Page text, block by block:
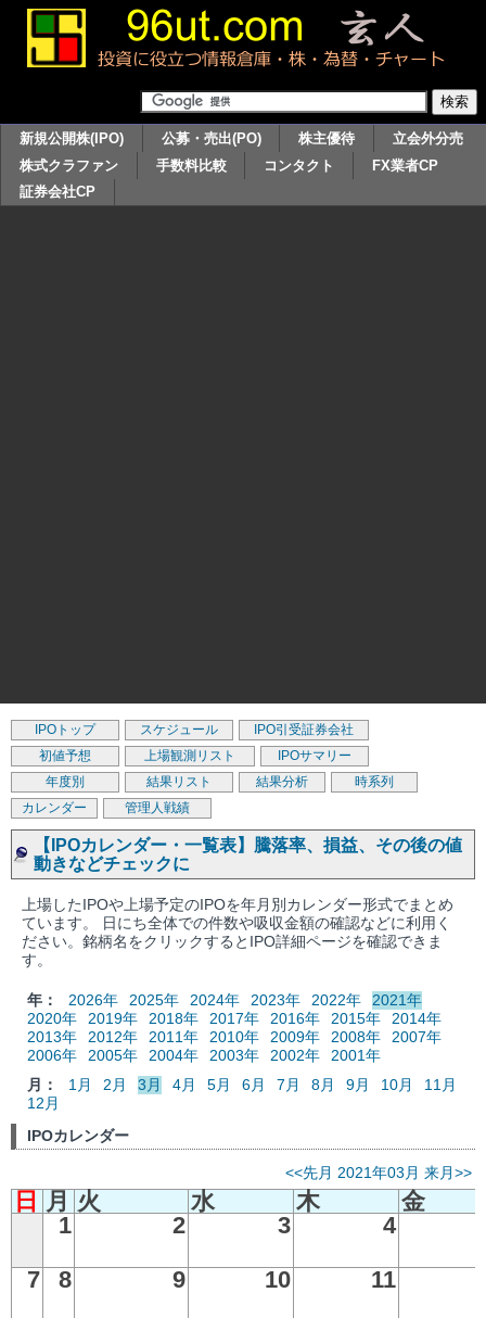
新規公開株(IPO) 公募・売出(PO) 株主優待
立会外分売
株式クラファン
手数料比較 コンタクト
FX業者CP
証券会社CP
IPOトップ スケジュール
IPO引受証券会社
初値予想
上場観測リスト
IPOサマリー
年度別
結果リスト 結果分析
時系列
カレンダー
管理人戦績
【IPOカレンダー・一覧表】騰落率、損益、その後の値
動きなどチェックに
上場したIPOや上場予定のIPOを年月別カレンダー形式でまとめ
ています。 日にち全体での件数や吸収金額の確認などに利用く
ださい。銘柄名をクリックするとIPO詳細ページを確認できま
す。
年： 2026年 2025年 2024年 2023年 2022年
2021年
2020年
2019年 2018年 2017年 2016年 2015年
2014年
2013年
2012年 2011年 2010年 2009年 2008年
2007年
2006年
2005年 2004年 2003年 2002年
2001年
月：
1月 2月 3月 4月 5月 6月 7月 8月 9月 10月
11月
12月
IPOカレンダー
<<先月 2021年03月 来月>>
日 月 火 水 木
金
1
2 3
4
7
8 9 10 11